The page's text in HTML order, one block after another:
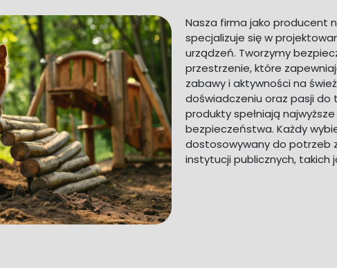
Nasza firma jako producent
specjalizuje się w
urządzeń. Tworzymy
przestrzenie, które
zabawy i aktywności na
doświadczeniu oraz pasji do
produkty spełniają
bezpieczeństwa. Każdy
dostosowywany do potrzeb
instytucji publicznych, takich